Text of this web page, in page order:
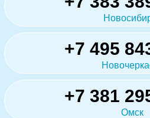
+7 495
+7 381
Омск